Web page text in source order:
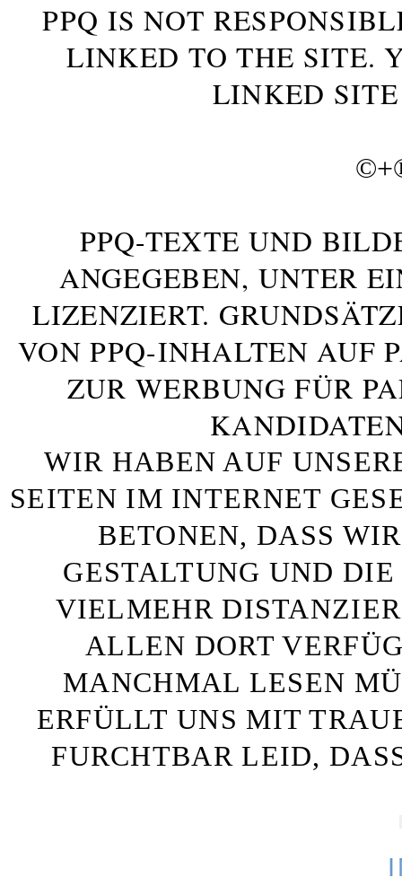
PPQ IS NOT
LINKED TO THE SITE.
LINKED
©+
PPQ-TEXTE UND
ANGEGEBEN, UNTER
LIZENZIERT.
VON PPQ-INHALTEN AUF
ZUR WERBUNG FÜR
WIR HABEN AUF
SEITEN IM INTERNET
BETONEN, DASS
GESTALTUNG UND
VIELMEHR
ALLEN DORT
MANCHMAL LESEN
ERFÜLLT UNS MIT
FURCHTBAR LEID,